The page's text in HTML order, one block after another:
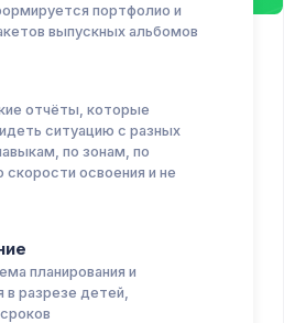
портфолио и
выпускных альбомов
отчёты, которые
ситуацию с разных
по зонам, по
скорости освоения и не
планирования и
разрезе детей,